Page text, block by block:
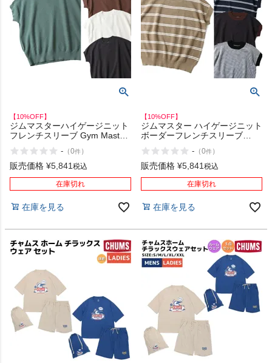
【10%OFF】
ジムマスターハイゲージニット
フレンチスリーブ Gym Master
High gauge knit French sleeve
- （0件）
販売価格 ¥5,841 税込
在庫切れ
在庫を見る
【10%OFF】
ジムマスター ハイゲージニット
ボーダーフレンチスリーブ
Gym Master High gauge knit
border French sleeve
- （0件）
販売価格 ¥5,841 税込
在庫切れ
在庫を見る